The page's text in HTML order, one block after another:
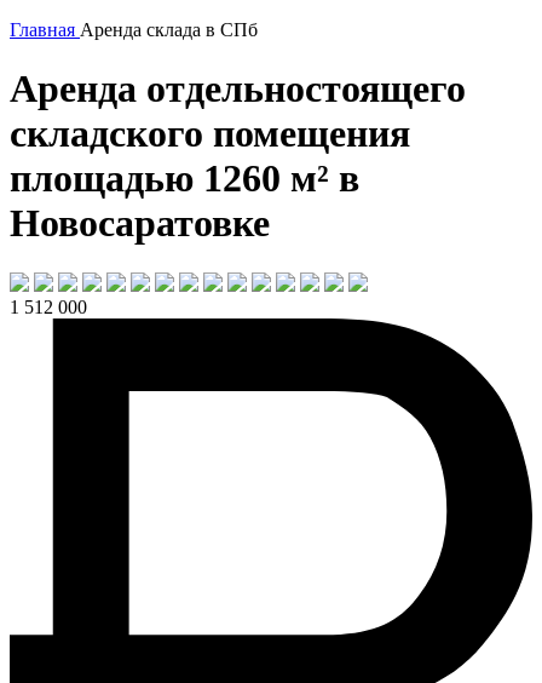
Главная Аренда склада в СПб
Аренда отдельностоящего
складского помещения
площадью 1260 м² в
Новосаратовке
1 512 000